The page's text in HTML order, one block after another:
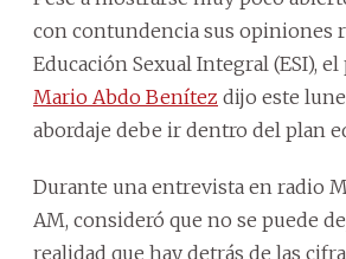
con contundencia sus opiniones
Educación Sexual Integral (ESI),
Mario Abdo Benítez dijo este
abordaje debe ir dentro del plan
Durante una entrevista en radio
AM, consideró que no se puede
realidad que hay detrás de las